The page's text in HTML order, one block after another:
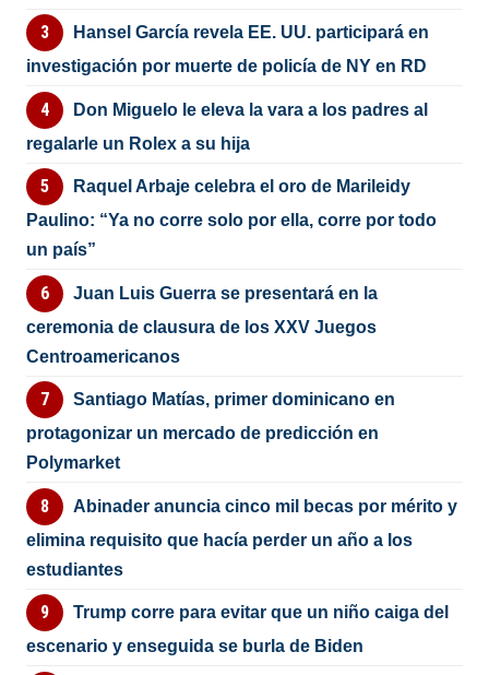
Hansel García revela EE. UU. participará en
investigación por muerte de policía de NY en RD
Don Miguelo le eleva la vara a los padres al
regalarle un Rolex a su hija
Raquel Arbaje celebra el oro de Marileidy
Paulino: “Ya no corre solo por ella, corre por todo
un país”
Juan Luis Guerra se presentará en la
ceremonia de clausura de los XXV Juegos
Centroamericanos
Santiago Matías, primer dominicano en
protagonizar un mercado de predicción en
Polymarket
Abinader anuncia cinco mil becas por mérito y
elimina requisito que hacía perder un año a los
estudiantes
Trump corre para evitar que un niño caiga del
escenario y enseguida se burla de Biden